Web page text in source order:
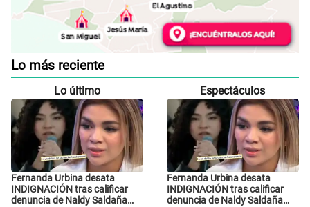
Lo más reciente
Lo último
Fernanda Urbina desata
INDIGNACIÓN tras calificar
denuncia de Naldy Saldaña
Espectáculos
Fernanda Urbina desata
INDIGNACIÓN tras calificar
denuncia de Naldy Saldaña